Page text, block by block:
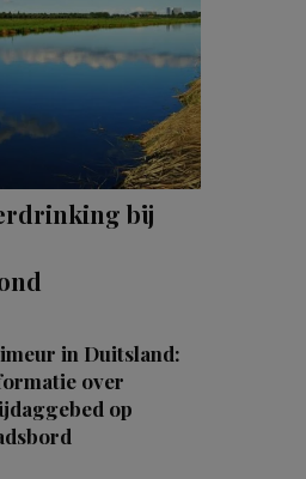
bij
in Duitsland:
over
op